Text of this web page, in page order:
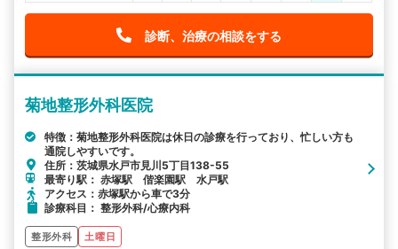
診断、治療の相談をする
菊地整形外科医院
特徴：菊地整形外科医院は休日の診療を行っており、忙しい方も
通院しやすいです。
住所：茨城県水戸市見川5丁目138-55
最寄り駅： 赤塚駅 偕楽園駅 水戸駅
アクセス：赤塚駅から車で3分
診療科目： 整形外科/心療内科
整形外科 土曜日